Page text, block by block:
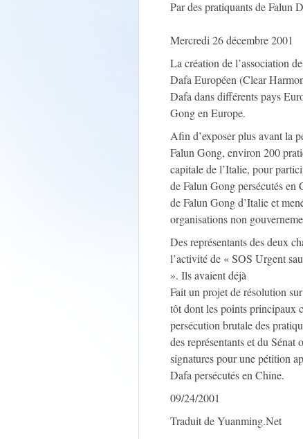
Par des pratiquants de Falun
Mercredi 26 décembre 2001
La création de l’association
Dafa Européen (Clear
Dafa dans différents pays
Gong en Europe.
Afin d’exposer plus avant la
Falun Gong, environ 200
capitale de l’Italie, pour
de Falun Gong persécutés en
de Falun Gong d’Italie et
organisations non
Des représentants des deux
l’activité de « SOS Urgent
». Ils avaient déjà
Fait un projet de résolution
tôt dont les points principaux
persécution brutale des
des représentants et du
signatures pour une pétition
Dafa persécutés en Chine.
09/24/2001
Traduit de Yuanming.Net